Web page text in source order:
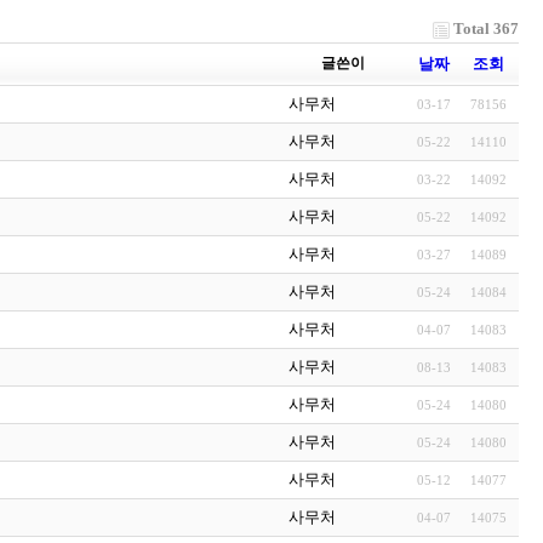
Total 367
글쓴이 날짜 조회
사무처 03-17 78156
사무처 05-22 14110
사무처 03-22 14092
사무처 05-22 14092
사무처 03-27 14089
사무처 05-24 14084
사무처 04-07 14083
사무처 08-13 14083
사무처 05-24 14080
사무처 05-24 14080
사무처 05-12 14077
사무처 04-07 14075